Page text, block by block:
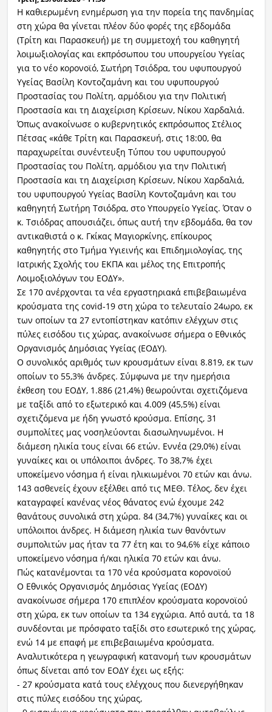
Η καθιερωμένη ενημέρωση για την πορεία της πανδημίας
στη χώρα θα γίνεται πλέον δύο φορές της εβδομάδα
(Τρίτη και Παρασκευή) με τη συμμετοχή του καθηγητή
λοιμωξιολογίας και εκπρόσωπου του υπουργείου Υγείας
για το νέο κορονοϊό, Σωτήρη Τσιόδρα, του υφυπουργού
Υγείας Βασίλη Κοντοζαμάνη και του υφυπουργού
Προστασίας του Πολίτη, αρμόδιου για την Πολιτική
Προστασία και τη Διαχείριση Κρίσεων, Νίκου Χαρδαλιά.
Όπως ανακοίνωσε ο κυβερνητικός εκπρόσωπος Στέλιος
Πέτσας «κάθε Τρίτη και Παρασκευή, στις 18:00, θα
παραχωρείται συνέντευξη Τύπου του υφυπουργού
Προστασίας του Πολίτη, αρμόδιου για την Πολιτική
Προστασία και τη Διαχείριση Κρίσεων, Νίκου Χαρδαλιά,
του υφυπουργού Υγείας Βασίλη Κοντοζαμάνη και του
καθηγητή Σωτήρη Τσιόδρα, στο Υπουργείο Υγείας. Όταν ο
κ. Τσιόδρας απουσιάζει, όπως αυτή την εβδομάδα, θα τον
αντικαθιστά ο κ. Γκίκας Μαγιορκίνης, επίκουρος
καθηγητής στο Τμήμα Υγιεινής και Επιδημιολογίας, της
Ιατρικής Σχολής του ΕΚΠΑ και μέλος της Επιτροπής
Λοιμοξιολόγων του ΕΟΔΥ».
Σε 170 ανέρχονται τα νέα εργαστηριακά επιβεβαιωμένα
κρούσματα της covid-19 στη χώρα το τελευταίο 24ωρο, εκ
των οποίων τα 27 εντοπίστηκαν κατόπιν ελέγχων στις
πύλες εισόδου τις χώρας, ανακοίνωσε σήμερα ο Εθνικός
Οργανισμός Δημόσιας Υγείας (ΕΟΔΥ).
Ο συνολικός αριθμός των κρουσμάτων είναι 8.819, εκ των
οποίων το 55,3% άνδρες. Σύμφωνα με την ημερήσια
έκθεση του ΕΟΔΥ, 1.886 (21,4%) θεωρούνται σχετιζόμενα
με ταξίδι από το εξωτερικό και 4.009 (45,5%) είναι
σχετιζόμενα με ήδη γνωστό κρούσμα. Επίσης, 31
συμπολίτες μας νοσηλεύονται διασωληνωμένοι. Η
διάμεση ηλικία τους είναι 66 ετών. Εννέα (29,0%) είναι
γυναίκες και οι υπόλοιποι άνδρες. Το 38,7% έχει
υποκείμενο νόσημα ή είναι ηλικιωμένοι 70 ετών και άνω.
143 ασθενείς έχουν εξέλθει από τις ΜΕΘ. Τέλος, δεν έχει
καταγραφεί κανένας νέος θάνατος ενώ έχουμε 242
θανάτους συνολικά στη χώρα. 84 (34,7%) γυναίκες και οι
υπόλοιποι άνδρες. Η διάμεση ηλικία των θανόντων
συμπολιτών μας ήταν τα 77 έτη και το 94,6% είχε κάποιο
υποκείμενο νόσημα ή/και ηλικία 70 ετών και άνω.
Πώς κατανέμονται τα 170 νέα κρούσματα κορονοϊού
Ο Εθνικός Οργανισμός Δημόσιας Υγείας (ΕΟΔΥ)
ανακοίνωσε σήμερα 170 επιπλέον κρούσματα κορονοϊού
στη χώρα, εκ των οποίων τα 134 εγχώρια. Από αυτά, τα 18
συνδέονται με πρόσφατο ταξίδι στο εσωτερικό της χώρας,
ενώ 14 με επαφή με επιβεβαιωμένα κρούσματα.
Αναλυτικότερα η γεωγραφική κατανομή των κρουσμάτων
όπως δίνεται από τον ΕΟΔΥ έχει ως εξής:
- 27 κρούσματα κατά τους ελέγχους που διενεργήθηκαν
στις πύλες εισόδου της χώρας,